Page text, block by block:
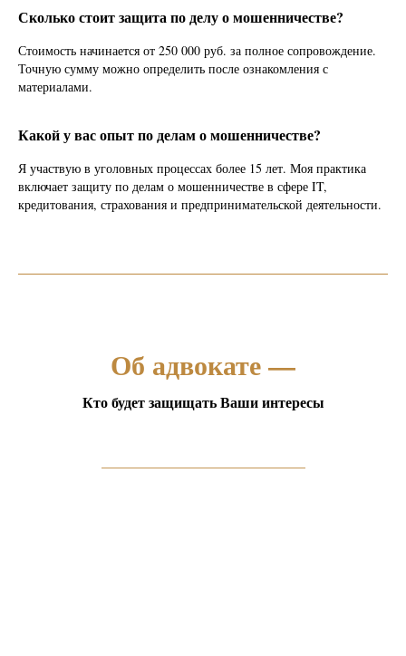
Сколько стоит защита по делу о мошенничестве?
Стоимость начинается от 250 000 руб. за полное сопровождение.
Точную сумму можно определить после ознакомления с
материалами.
Какой у вас опыт по делам о мошенничестве?
Я участвую в уголовных процессах более 15 лет. Моя практика
включает защиту по делам о мошенничестве в сфере IT,
кредитования, страхования и предпринимательской деятельности.
Об адвокате —
Кто будет защищать Ваши интересы